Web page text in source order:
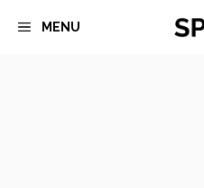
MENU